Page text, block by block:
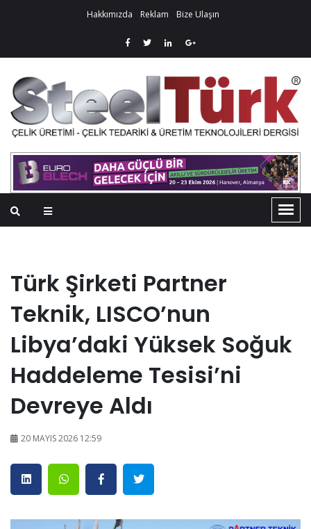
Hakkımızda Reklam Bize Ulaşın
Türk Şirketi Partner
Teknik, LISCO’nun
Libya’daki Yüksek Soğuk
Haddeleme Tesisi’ni
Devreye Aldı
20 MAYIS 2026 12:59